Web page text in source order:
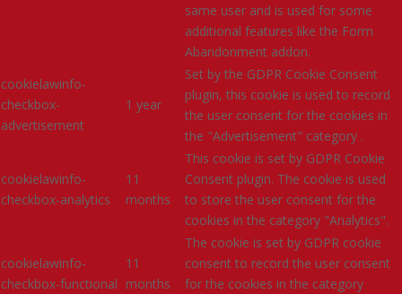
same user and is used for some
additional features like the Form
Abandonment addon.
cookielawinfo-
checkbox-
advertisement
1 year
Set by the GDPR Cookie Consent
plugin, this cookie is used to record
the user consent for the cookies in
the "Advertisement" category .
cookielawinfo-
checkbox-analytics
11
months
This cookie is set by GDPR Cookie
Consent plugin. The cookie is used
to store the user consent for the
cookies in the category "Analytics".
cookielawinfo-
checkbox-functional
11
months
The cookie is set by GDPR cookie
consent to record the user consent
for the cookies in the category